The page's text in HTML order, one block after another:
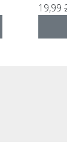
19,99